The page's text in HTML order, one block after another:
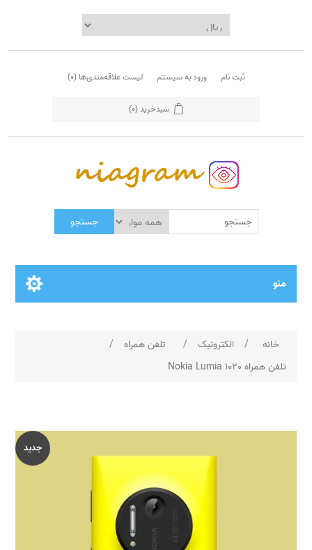
ثبت نام ورود به سیستم لیست علاقه‌مندی‌ها (0)
سبدخرید(0)
جستجو
منو
خانه / الکترونیک / تلفن همراه
/
تلفن همراه Nokia Lumia 1020
جدید